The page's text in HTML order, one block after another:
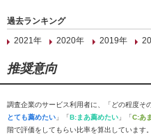
過去ランキング
2021年
2020年 2019年
推奨意向
調査企業のサービス利用者に、「どの程度そ
とても薦めたい 」「B:まあ薦めたい 」「C:あ
階で評価をしてもらい比率を算出しています。